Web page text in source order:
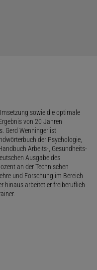
sowie die optimale
von 20 Jahren
Gerd Wenninger ist
der Psychologie,
Arbeits-, Gesundheits-
Ausgabe des
an der Technischen
und Forschung im Bereich
hinaus arbeitet er freiberuflich